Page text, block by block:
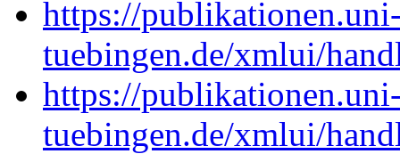
https://
tuebingen.de/xmlui/
https://
tuebingen.de/xmlui/